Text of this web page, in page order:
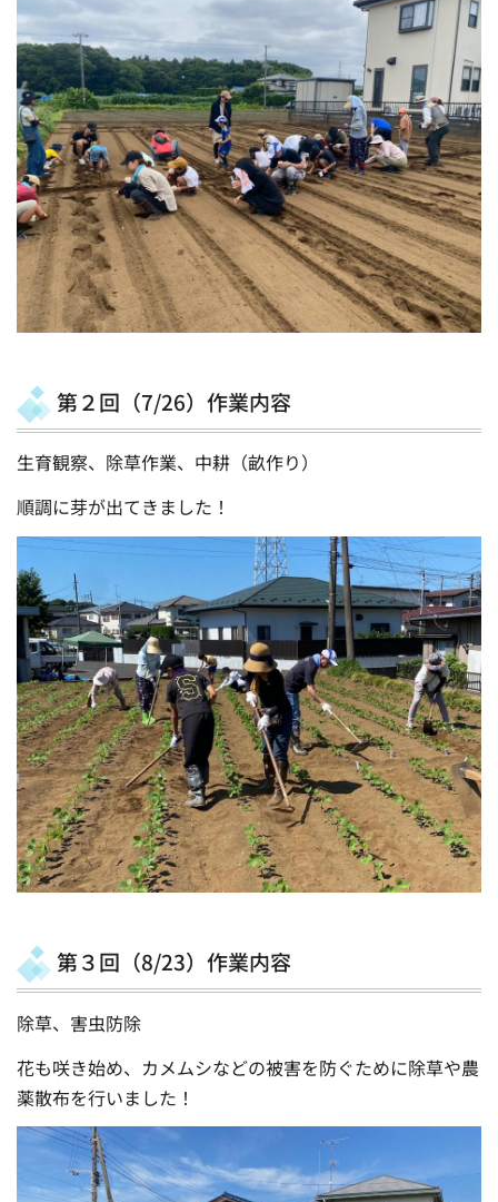
第２回（7/26）作業内容
生育観察、除草作業、中耕（畝作り）
順調に芽が出てきました！
第３回（8/23）作業内容
除草、害虫防除
花も咲き始め、カメムシなどの被害を防ぐために除草や農
薬散布を行いました！